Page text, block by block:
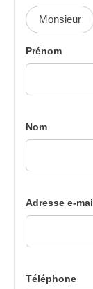
Monsieur
Prénom
Nom
Adresse e-mail
Téléphone